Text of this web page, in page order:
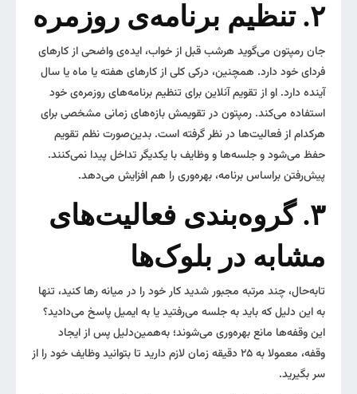
۲. تنظیم برنامه‌ی روزمره
جان رمپتون می‌گوید هرشب قبل از خواب، ایده‌ی واضحی از کارهای
فردای خود دارد. همچنین، درکی کلی از کارهای هفته‌ یا ماه یا سال
آینده دارد. او از تقویم آنلاین برای تنظیم برنامه‌های روزمره‌ی خود
استفاده می‌کند. رمپتون در تقویمش بازه‌های زمانی مشخصی برای
هرکدام از فعالیت‌ها در نظر گرفته است. بدین‌صورت نظم تقویم
حفظ می‌شود و جلسه‌ها و وظایف با یکدیگر تداخل پیدا نمی‌کنند.
پیش‌رفتن براساس برنامه، بهره‌وری را هم افزایش می‌دهد.
۳. گروه‌بندی فعالیت‌های
مشابه در بلوک‌ها
تابه‌حال، چند مرتبه‌ مجبور شدید کار خود را در میانه رها کنید، تنها
به این دلیل که باید به جلسه می‌رفتید یا به ایمیل پاسخ می‌دادید؟
این وقفه‌ها مانع بهره‌وری می‌شوند؛ به‌همین‌دلیل پس از ایجاد
وقفه، معمولا به ۲۵ دقیقه زمان لازم دارید تا بتوانید وظایف خود را از
سر بگیرید.